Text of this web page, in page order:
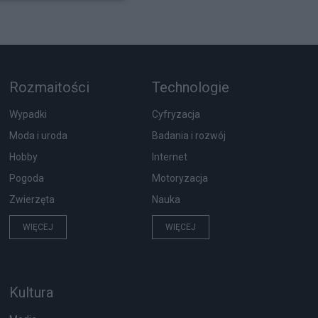
Rozmaitości
Wypadki
Moda i uroda
Hobby
Pogoda
Zwierzęta
WIĘCEJ
Technologie
Cyfryzacja
Badania i rozwój
Internet
Motoryzacja
Nauka
WIĘCEJ
Kultura